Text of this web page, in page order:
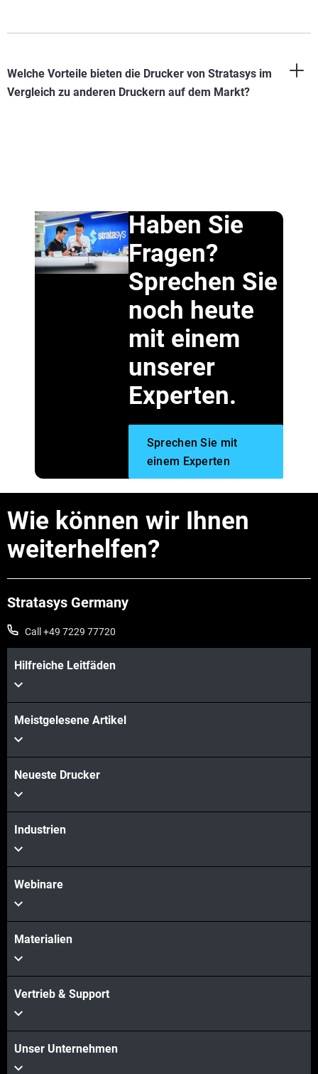
Welche Vorteile bieten die Drucker von Stratasys im
Vergleich zu anderen Druckern auf dem Markt?
Haben Sie
Fragen?
Sprechen Sie
noch heute
mit einem
unserer
Experten.
Sprechen Sie mit
einem Experten
Wie können wir Ihnen
weiterhelfen?
Stratasys Germany
Call +49 7229 77720
Hilfreiche Leitfäden
Meistgelesene Artikel
Neueste Drucker
Industrien
Webinare
Materialien
Vertrieb & Support
Unser Unternehmen